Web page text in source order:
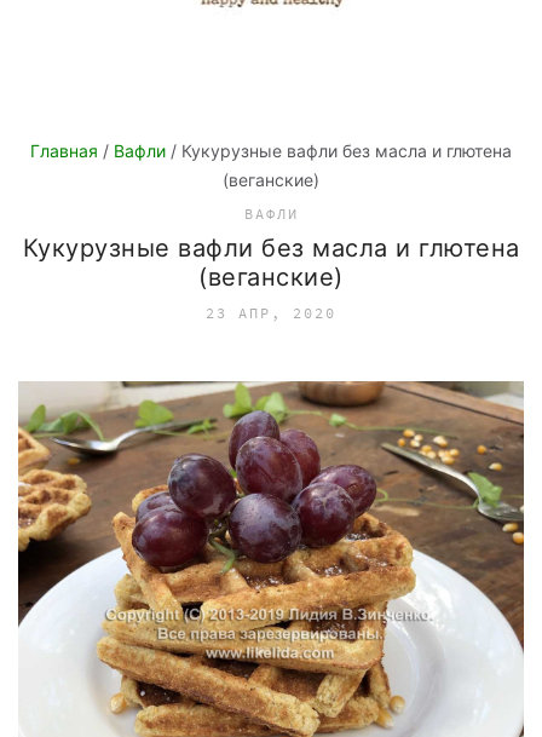
Главная / Вафли / Кукурузные вафли без масла и глютена
(веганские)
ВАФЛИ
Кукурузные вафли без масла и глютена
(веганские)
23 АПР, 2020